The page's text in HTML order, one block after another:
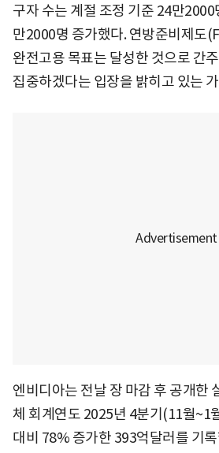
구자 수는 계절 조정 기준 24만
만2000명 증가했다. 연방준비제도
완전고용 목표는 달성한 것으로 간
집중하겠다는 입장을 밝히고 있는
엔비디아는 전날 장 마감 후 공개한
체 회계연도 2025년 4분기(11월~1
대비 78% 증가한 393억달러를 기